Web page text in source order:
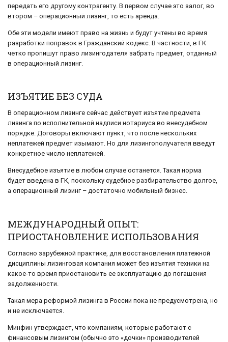
передать его другому контрагенту. В первом случае это залог, во
втором – операционный лизинг, то есть аренда.
Обе эти модели имеют право на жизнь и будут учтены во время
разработки поправок в Гражданский кодекс. В частности, в ГК
четко пропишут право лизингодателя забрать предмет, отданный
в операционный лизинг.
ИЗЪЯТИЕ БЕЗ СУДА
В операционном лизинге сейчас действует изъятие предмета
лизинга по исполнительной надписи нотариуса во внесудебном
порядке. Договоры включают пункт, что после нескольких
неплатежей предмет изымают. Но для лизингополучателя введут
конкретное число неплатежей.
Внесудебное изъятие в любом случае останется. Такая норма
будет введена в ГК, поскольку судебное разбирательство долгое,
а операционный лизинг – достаточно мобильный бизнес.
МЕЖДУНАРОДНЫЙ ОПЫТ:
ПРИОСТАНОВЛЕНИЕ ИСПОЛЬЗОВАНИЯ
Согласно зарубежной практике, для восстановления платежной
дисциплины лизинговая компания может без изъятия техники на
какое-то время приостановить ее эксплуатацию до погашения
задолженности.
Такая мера реформой лизинга в России пока не предусмотрена, но
и не исключается.
Минфин утверждает, что компаниям, которые работают с
финансовым лизингом (обычно это «дочки» производителей